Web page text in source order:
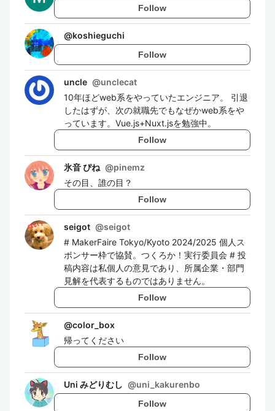
Follow
@koshieguchi
Follow
uncle @unclecat
10年ほどweb系をやっていたエンジニア。 引退
したはずが、次の就職先でもなぜかweb系をや
っています。Vue.js+Nuxt.jsを勉強中。
Follow
氷音 ぴね @pinemz
その目、誰の目？
Follow
seigot @seigot
# MakerFaire Tokyo/Kyoto 2024/2025 個人ス
ポンサー枠で協賛。つくろか！実行委員会 # 投
稿内容は私個人の意見であり、所属企業・部門
見解を代表するものではありません。
Follow
@color_box
帰ってください
Follow
Uni みどりむし @uni_kakurenbo
Follow